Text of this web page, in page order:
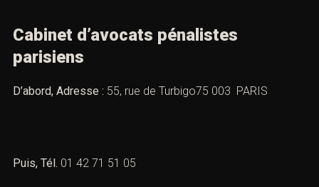
Cabinet d’avocats pénalistes
parisiens
D’abord, Adresse : 55, rue de Turbigo75 003 PARIS
Puis, Tél. 01 42 71 51 05